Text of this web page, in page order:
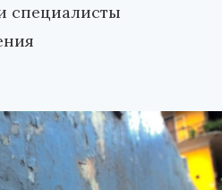
специалисты